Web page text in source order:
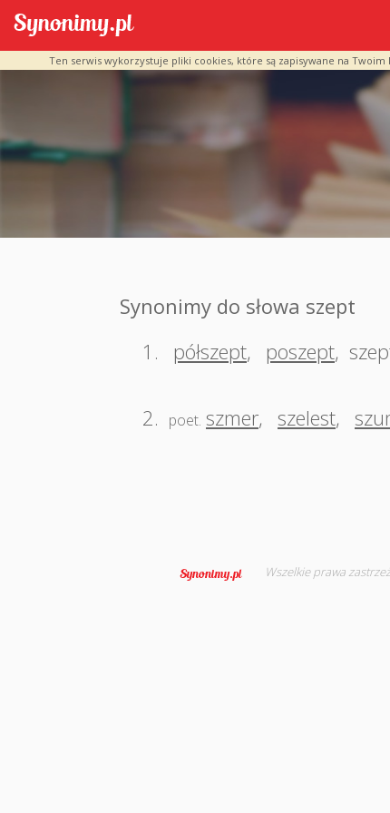
Ten serwis wykorzystuje pliki cookies, które są zapisywane na
Synonimy do słowa szept
1.
półszept, poszept,
2. poet. szmer, szelest,
Wszelkie prawa